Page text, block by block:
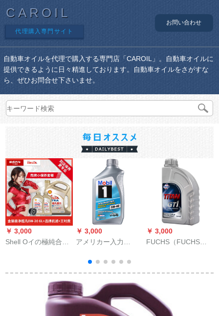
CAROIL
代理購入専門サイト
お問い合わせ
自動車オイルを代理で購入する専門店「CAROIL」。自動車オイルに
提供できるように日々精進しております。自動車オイルをさがすな
ら、ぜひお問合せ下さいませ。
￥ 3,000
Shell Oイの極純合成
労动时间tuhu养车送
機濾過過は労働時間0
W-20 4 L+2 Lをくわ
￥ 3,000
アメリカー入力
号合成OイCJ-4 W-40
SN 1 Qt 946 ml/バレ
ル柴汽通用
￥ 3,000
FUCHS（FUCHS）
ス1 L自動車用品